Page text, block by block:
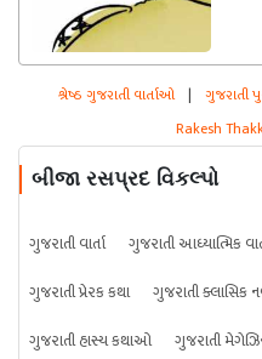
શ્રેષ્ઠ ગુજરાતી વાર્તાઓ | ગુજરાતી
Rakesh
બીજા રસપ્રદ વિકલ્પો
ગુજરાતી વાર્તા ગુજરાતી આધ્યાત્મિક
ગુજરાતી પ્રેરક કથા
ગુજરાતી
ગુજરાતી હાસ્ય કથાઓ
ગુજરાતી